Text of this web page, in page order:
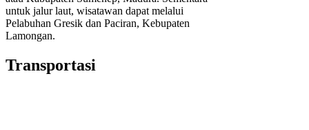
untuk jalur laut, wisatawan dapat melalui
Pelabuhan Gresik dan Paciran, Kebupaten
Lamongan.
Transportasi